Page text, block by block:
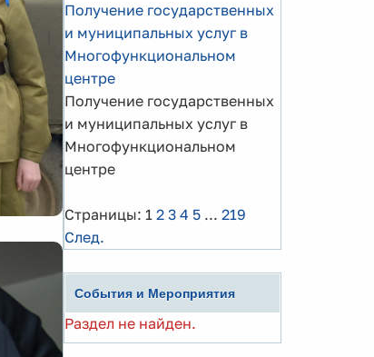
Получение государственных
и муниципальных услуг в
Многофункциональном
центре
Получение государственных
и муниципальных услуг в
Многофункциональном
центре
Страницы: 1 2 3 4 5 ... 219
След.
События и Мероприятия
Раздел не найден.